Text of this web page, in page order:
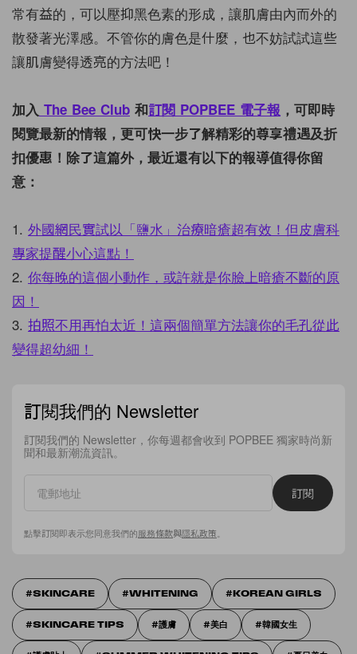
常有益的，可以壓抑黑色素的形成，讓肌膚由內而外的
散發著光澤感。不管你的膚色是什麼，也不妨試試這些
讓肌膚變得透亮的方法吧！
加入 The Bee Club 和訂閱 POPBEE 電子報 ，可即時
閱覽最新的情報，更可快一步了解精彩的尊享禮遇及折
扣優惠！除了這篇外，最近還有以下的報導值得你留
意：
1. 外國網民實試以「鹽水」治療暗瘡超有效！但皮膚科
專家提醒小心這點！
2. 你每晚的這個小動作，或許就是你臉上暗瘡不斷的原
因！
3. 拍照不用再怕太近！這兩個簡單方法讓你的毛孔從此
變得超幼細！
訂閱我們的 Newsletter
訂閱我們的 Newsletter，你每週都會收到 POPBEE 獨家時尚新
聞和最新潮流資訊。
訂閱
點擊訂閱即表示您同意我們的服務條款與隱私政策
SKINCARE WHITENING KOREAN GIRLS
SKINCARE TIPS 護膚 美白 韓國女生